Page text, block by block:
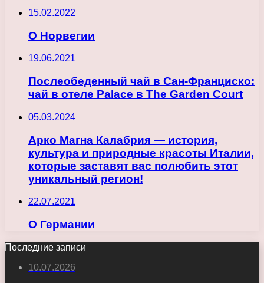
15.02.2022
О Норвегии
19.06.2021
Послеобеденный чай в Сан-Франциско:
чай в отеле Palace в The Garden Court
05.03.2024
Арко Магна Калабрия — история,
культура и природные красоты Италии,
которые заставят вас полюбить этот
уникальный регион!
22.07.2021
О Германии
Последние записи
10.07.2026